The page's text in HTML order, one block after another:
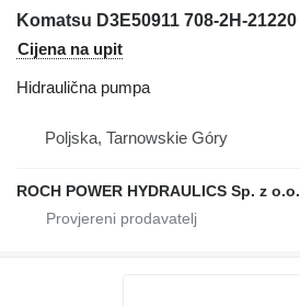
Cijena na upit
Hidraulična pumpa
Poljska, Tarnowskie Góry
ROCH POWER HYDRAULICS Sp. z o.o.